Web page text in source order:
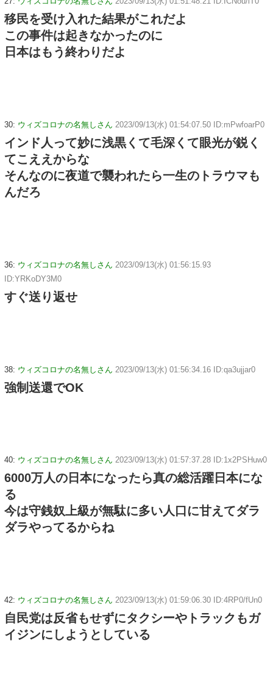
移民を受け入れた結果がこれだよ
この事件は起きなかったのに
日本はもう終わりだよ
30: ウィズコロナの名無しさん 2023/09/13(水) 01:54:07.50 ID:mPwfoarP0
インド人って妙に浅黒くて毛深くて眼光が鋭く
てこええからな
そんなのに夜道で襲われたら一生のトラウマも
んだろ
36: ウィズコロナの名無しさん 2023/09/13(水) 01:56:15.93
ID:YRKoDY3M0
すぐ送り返せ
38: ウィズコロナの名無しさん 2023/09/13(水) 01:56:34.16 ID:qa3ujjar0
強制送還でOK
40: ウィズコロナの名無しさん 2023/09/13(水) 01:57:37.28 ID:1x2PSHuw0
6000万人の日本になったら真の総活躍日本にな
る
今は守銭奴上級が無駄に多い人口に甘えてダラ
ダラやってるからね
42: ウィズコロナの名無しさん 2023/09/13(水) 01:59:06.30 ID:4RP0/fUn0
自民党は反省もせずにタクシーやトラックもガ
イジンにしようとしている